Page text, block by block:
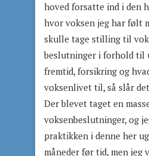
hoved forsatte ind i den
hvor voksen jeg har følt
skulle tage stilling til
beslutninger i forhold til
fremtid, forsikring og
voksenlivet til, så slår
Der blevet taget en
voksenbeslutninger, og
praktikken i denne her
måneder før tid, men jeg